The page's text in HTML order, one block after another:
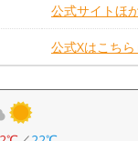
公式サイトほ
公式Xはこちら